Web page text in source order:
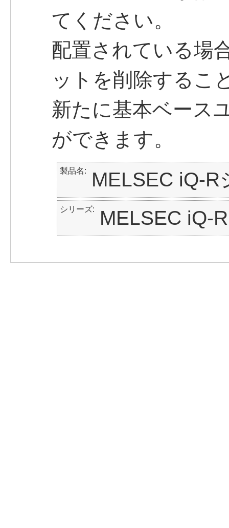
てください。
配置されている場
ットを削除するこ
新たに基本ベース
ができます。
製品名 MELSEC iQ-R
シリーズ MELSEC iQ-